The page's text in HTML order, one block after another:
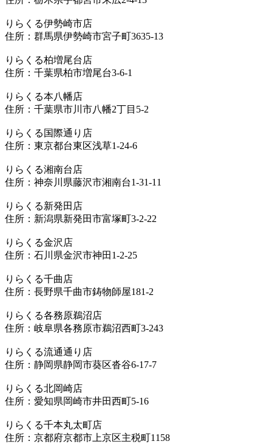
りらくる伊勢崎市店
住所：群馬県伊勢崎市宮子町3635-13
りらくる柏増尾台店
住所：千葉県柏市増尾台3-6-1
りらくる本八幡店
住所：千葉県市川市八幡2丁目5-2
りらくる国際通り店
住所：東京都台東区浅草1-24-6
りらくる湘南台店
住所：神奈川県藤沢市湘南台1-31-11
りらくる新発田店
住所：新潟県新発田市富塚町3-2-22
りらくる金沢店
住所：石川県金沢市神田1-2-25
りらくる千曲店
住所：長野県千曲市鋳物師屋181-2
りらくる各務原鵜沼店
住所：岐阜県各務原市鵜沼西町3-243
りらくる流通通り店
住所：静岡県静岡市葵区沓谷6-17-7
りらくる北岡崎店
住所：愛知県岡崎市井田西町5-16
りらくる千本丸太町店
住所：京都府京都市上京区主税町1158